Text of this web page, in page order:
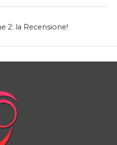
2: la Recensione!